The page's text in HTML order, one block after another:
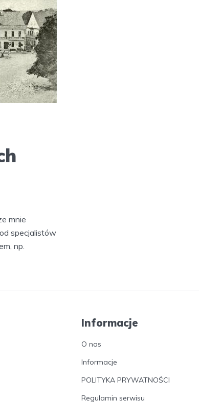
mnie
specjalistów
np.
Informacje
O nas
Informacje
POLITYKA PRYWATNOŚCI
Regulamin serwisu